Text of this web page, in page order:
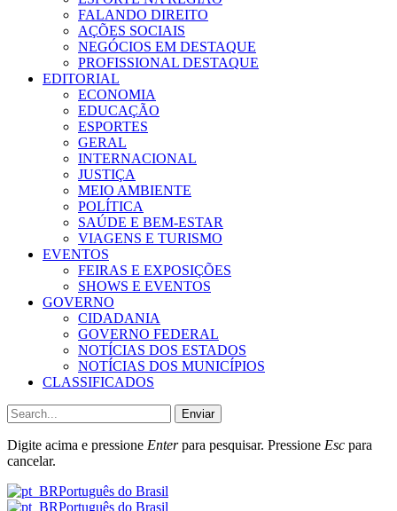
FALANDO DIREITO
AÇÕES SOCIAIS
NEGÓCIOS EM DESTAQUE
PROFISSIONAL DESTAQUE
EDITORIAL
ECONOMIA
EDUCAÇÃO
ESPORTES
GERAL
INTERNACIONAL
JUSTIÇA
MEIO AMBIENTE
POLÍTICA
SAÚDE E BEM-ESTAR
VIAGENS E TURISMO
EVENTOS
FEIRAS E EXPOSIÇÕES
SHOWS E EVENTOS
GOVERNO
CIDADANIA
GOVERNO FEDERAL
NOTÍCIAS DOS ESTADOS
NOTÍCIAS DOS MUNICÍPIOS
CLASSIFICADOS
Enviar
Digite acima e pressione Enterpara pesquisar. Pressione Esc para
cancelar.
Português do Brasil
Português do Brasil